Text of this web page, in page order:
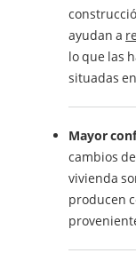
ayudan a
lo que las
situadas
Mayor
cambios
vivienda
producen